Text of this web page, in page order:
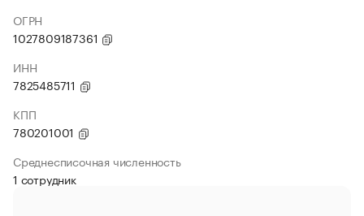
ОГРН
1027809187361
ИНН
7825485711
КПП
780201001
Среднесписочная численность
1 сотрудник